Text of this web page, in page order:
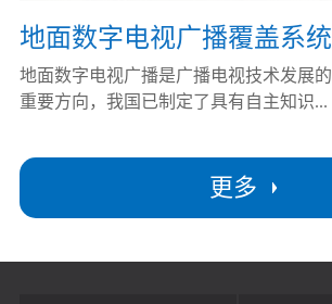
更多
地面数字电视广播覆盖系统
地面数字电视广播是广播电视技术发展的
重要方向，我国已制定了具有自主知识...